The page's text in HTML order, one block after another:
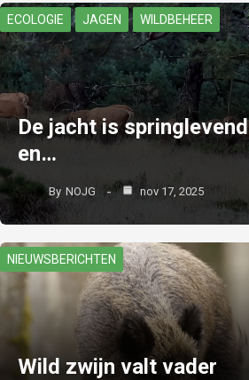
ECOLOGIE JAGEN WILDBEHEER
De jacht is springlevend
en…
By NOJG nov 17, 2025
NIEUWSBERICHTEN
Wild zwijn valt vader